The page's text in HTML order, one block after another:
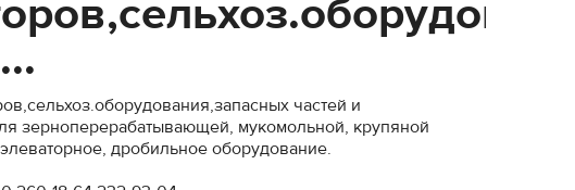
частей и
зерноперерабатывающей, мукомольной, крупяной
дробильное оборудование.